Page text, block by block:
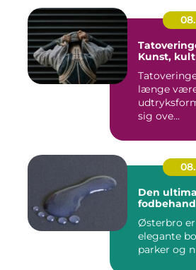
Kunst,
længe
sig ove...
Den
Østerbro
elegante
parker og